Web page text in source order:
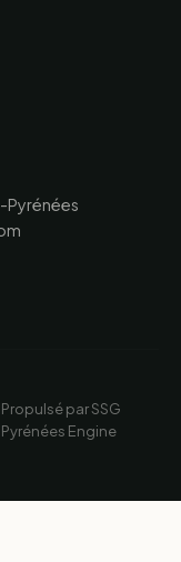
Pyrénées
Propulsé par SSG
Pyrénées Engine